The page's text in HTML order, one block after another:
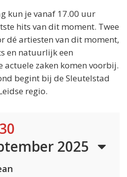
kun je vanaf 17.00 uur
hits van dit moment. Twee
dé artiesten van dit moment,
en natuurlijk een
actuele zaken komen voorbij.
begint bij de Sleutelstad
regio.
2025